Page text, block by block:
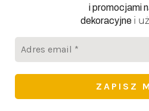
i promocjami
dekoracyjne i